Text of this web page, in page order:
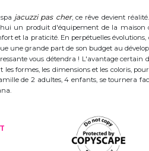
jacuzzi pas cher, ce rêve devient
un produit d'équipement de la maison
et la praticité. En perpétuelles évolutions,
une grande part de son budget au
vous détendra ! L'avantage certain
formes, les dimensions et les coloris,
de 2 adultes, 4 enfants, se tournera